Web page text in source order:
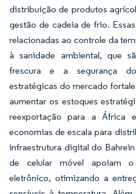
distribuição de produtos
gestão de cadeia de frio.
relacionadas ao controle da
à sanidade ambiental, que
frescura e a segurança
estratégicas do mercado
aumentar os estoques
reexportação para a África
economias de escala para
infraestrutura digital do
de celular móvel apoiam
eletrônico, otimizando a